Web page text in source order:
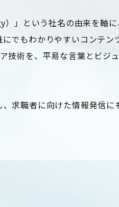
」という社名の由来を軸
でもわかりやすいコンテ
技術を、平易な言葉とビジ
求職者に向けた情報発信